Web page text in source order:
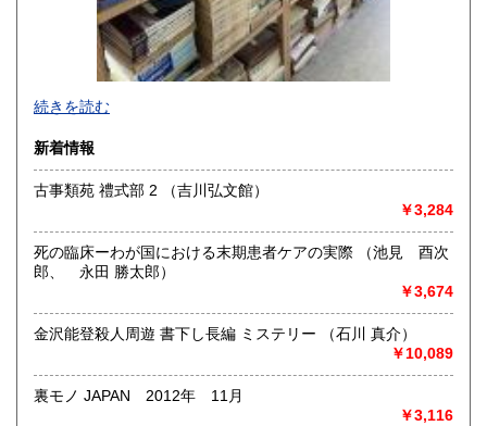
-
沿線名：-
最寄駅：-
営業時間：-
定休日：-
書籍の買取について
-
取り扱い分野
総記、哲学宗教、歴史、社会科学、自然科学、美術工芸、国
語国文、外国文学、古典籍、近代文献、趣味、外国書、サブ
カルチャー、古書一般（その他）
書籍全般
続きを読む
新着情報
古事類苑 禮式部 2 （吉川弘文館）
￥3,284
死の臨床ーわが国における末期患者ケアの実際 （池見 酉次
郎、 永田 勝太郎）
￥3,674
金沢能登殺人周遊 書下し長編 ミステリー （石川 真介）
￥10,089
裏モノ JAPAN 2012年 11月
￥3,116